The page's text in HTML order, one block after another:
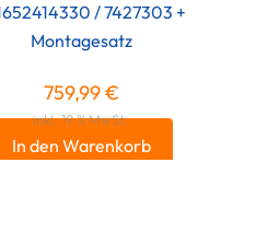
/ 7427303 +
Montagesatz
759,99€
inkl. 19 % MwSt.
In den Warenkorb